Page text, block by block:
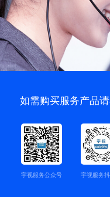
如需购买服务产品
宇视服务公众号 宇视服务